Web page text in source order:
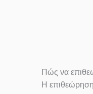
Πώς να
Η